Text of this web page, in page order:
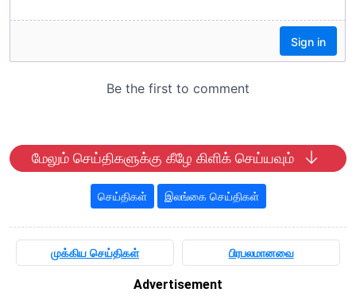
மேலும் செய்திகளுக்கு கீழே கிளிக் செய்யவும்
செய்திகள் இலங்கை செய்திகள்
முக்கிய செய்திகள் பிரபலமானவை
Advertisement